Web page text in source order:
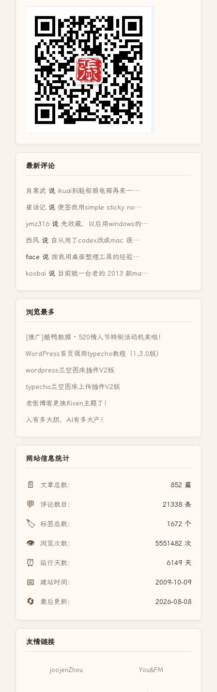
最新评论
肖寒武 说 ikuai到鞋柜弱电箱再来一…
崔话记 说 便签我用simple sticky no…
ymz316 说 先收藏，以后用windows的…
西风 说 自从用了codex改成mac 很…
face 说 按我用桌面整理工具的经验…
koobai 说 目前就一台老的 2013 款ma…
浏览最多
[推广]酷鸭数据 · 520情人节特别活动机来啦！
WordPress首页调用typecho教程（1.3.0版）
wordpress兰空图床插件V2版
typecho兰空图床上传插件V2版
老张博客更换Riven主题了！
人有多大胆，AI有多大产！
网站信息统计
📄 文章总数： 852 篇
💬 评论数目： 21338 条
🏷️ 标签总数： 1672 个
👁️ 浏览次数： 5551482 次
⏰ 运行天数： 6149 天
📅 建站时间： 2009-10-09
🔄 最后更新： 2026-08-08
友情链接
joojenZhou You&FM